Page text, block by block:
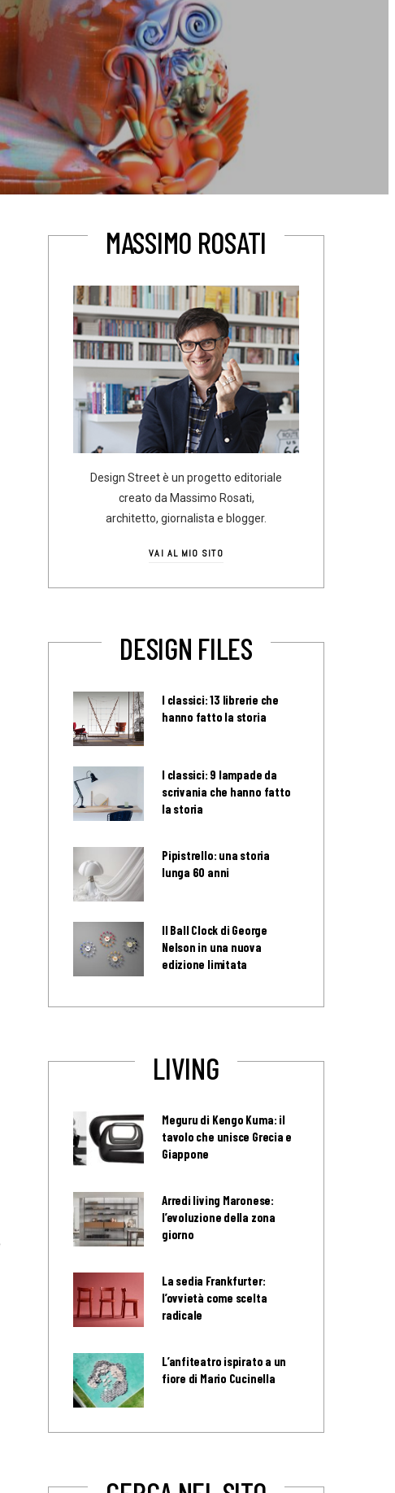
MASSIMO ROSATI
Design Street è un progetto editoriale
creato da Massimo Rosati,
architetto, giornalista e blogger.
VAI AL MIO SITO
DESIGN FILES
I classici: 13 librerie che
hanno fatto la storia
I classici: 9 lampade da
scrivania che hanno fatto
la storia
Pipistrello: una storia
lunga 60 anni
Il Ball Clock di George
Nelson in una nuova
edizione limitata
LIVING
Meguru di Kengo Kuma: il
tavolo che unisce Grecia e
Giappone
Arredi living Maronese:
l’evoluzione della zona
giorno
La sedia Frankfurter:
l’ovvietà come scelta
radicale
L’anfiteatro ispirato a un
fiore di Mario Cucinella